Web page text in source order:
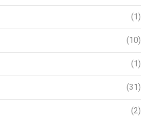
(1)
(10)
(1)
(31)
(2)